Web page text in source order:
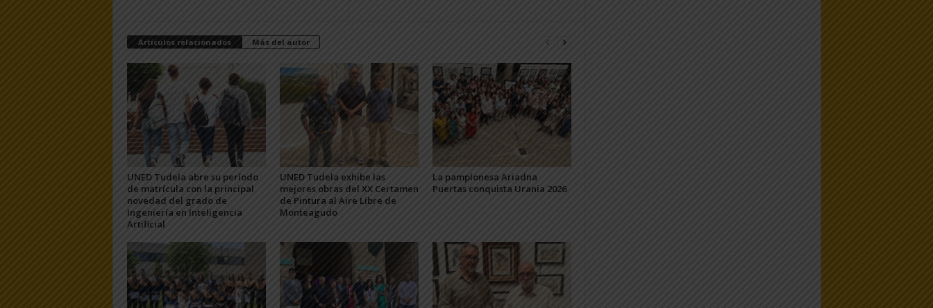
Artículos relacionados Más del autor
UNED Tudela abre su período
de matrícula con la principal
novedad del grado de
Ingeniería en Inteligencia
Artificial
UNED Tudela exhibe las
mejores obras del XX Certamen
de Pintura al Aire Libre de
Monteagudo
La pamplonesa Ariadna
Puertas conquista Urania 2026